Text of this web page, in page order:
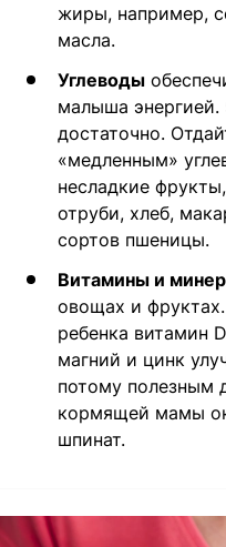
жиры, например,
масла.
Углеводы
малыша энергией.
достаточно.
«медленным»
несладкие
отруби, хлеб,
сортов пшеницы.
Витамины и
овощах и
ребенка витамин
магний и цинк
потому полезным
кормящей мамы
шпинат.